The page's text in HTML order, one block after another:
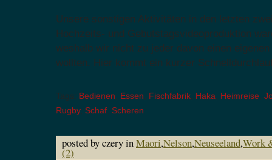
Unsere sonstigen Aktivitäten in den letzten
Hochzeits- und Gebutstagsvideoproduktion
weshalb wir nicht zu jeder davon einen
wollten. Hier kommt ein kurzer
Tags: Bedienen Essen Fischfabrik Haka Heimreise
Rugby, Schaf Scheren
posted by czery inMaori,Nelson,Neuseeland,Work
(2)